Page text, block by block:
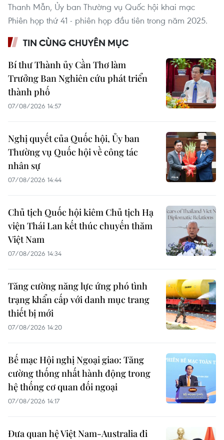
Thanh Mẫn, Ủy ban Thường vụ Quốc hội khai mạc
Phiên họp thứ 41 - phiên họp đầu tiên trong năm 2025.
TIN CÙNG CHUYÊN MỤC
Bí thư Thành ủy Cần Thơ làm
Trưởng Ban Nghiên cứu phát triển
thành phố
07/08/2026 14:57
Nghị quyết của Quốc hội, Ủy ban
Thường vụ Quốc hội về công tác
nhân sự
07/08/2026 14:44
Chủ tịch Quốc hội kiêm Chủ tịch Hạ
viện Thái Lan kết thúc chuyến thăm
Việt Nam
07/08/2026 14:34
Tăng cường năng lực ứng phó tình
trạng khẩn cấp với danh mục trang
thiết bị mới
07/08/2026 14:20
Bế mạc Hội nghị Ngoại giao: Tăng
cường thống nhất hành động trong
hệ thống cơ quan đối ngoại
07/08/2026 14:17
Đưa quan hệ Việt Nam-Australia đi